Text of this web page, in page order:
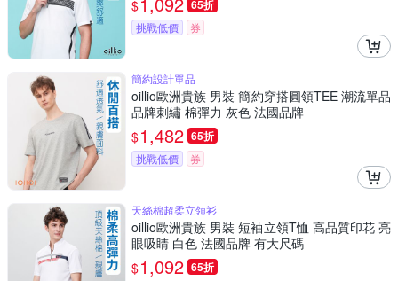
$ 65折
挑戰低價 券
簡約設計單品
oillio歐洲貴族 男裝 簡約穿搭圓領TEE 潮流單品
品牌刺繡 棉彈力 灰色 法國品牌
$1,482 65折
挑戰低價 券
天絲棉超柔立領衫
oillio歐洲貴族 男裝 短袖立領T恤 高品質印花 亮
眼吸睛 白色 法國品牌 有大尺碼
$1,092 65折